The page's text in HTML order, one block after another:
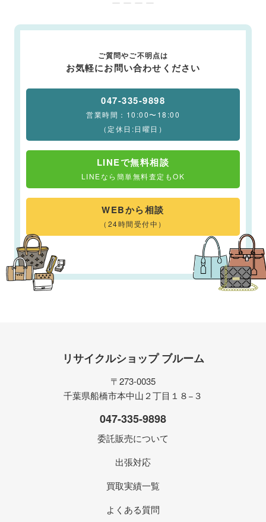
ー ー ー ー
ご質問やご不明点は
お気軽にお問い合わせください
047-335-9898
営業時間：10:00〜18:00
（定休日:日曜日）
LINEで無料相談
LINEなら簡単無料査定もOK
WEBから相談
（24時間受付中）
リサイクルショップ ブルーム
〒273-0035
千葉県船橋市本中山２丁目１８−３
047-335-9898
委託販売について
出張対応
買取実績一覧
よくある質問